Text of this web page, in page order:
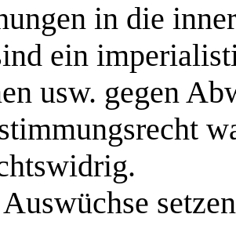
in die
ein
usw. gegen